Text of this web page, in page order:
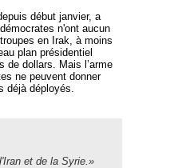
début janvier, a
n'ont aucun
en Irak, à moins
plan présidentiel
de dollars. Mais l’arme
ne peuvent donner
déjà déployés.
et de la Syrie.»